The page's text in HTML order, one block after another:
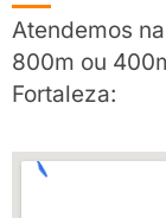
Atendemos
800m ou
Fortaleza: